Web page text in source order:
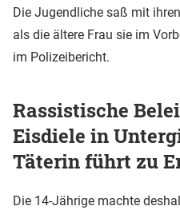
Die Jugendliche saß mit
als die ältere Frau sie im
im Polizeibericht.
Rassistische
Eisdiele in
Täterin führt zu
Die 14-Jährige machte